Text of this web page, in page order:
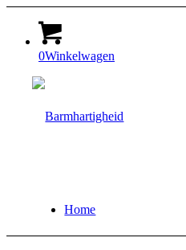
0Winkelwagen
Home